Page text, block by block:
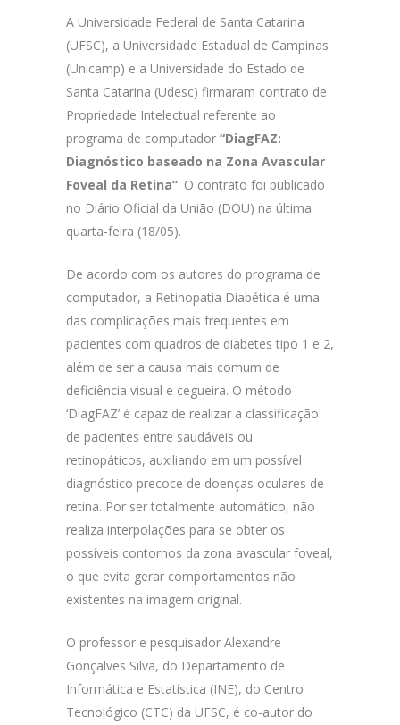
A Universidade Federal de Santa Catarina
(UFSC), a Universidade Estadual de Campinas
(Unicamp) e a Universidade do Estado de
Santa Catarina (Udesc) firmaram contrato de
Propriedade Intelectual referente ao
programa de computador “DiagFAZ:
Diagnóstico baseado na Zona Avascular
Foveal da Retina”. O contrato foi publicado
no Diário Oficial da União (DOU) na última
quarta-feira (18/05).
De acordo com os autores do programa de
computador, a Retinopatia Diabética é uma
das complicações mais frequentes em
pacientes com quadros de diabetes tipo 1 e 2,
além de ser a causa mais comum de
deficiência visual e cegueira. O método
‘DiagFAZ’ é capaz de realizar a classificação
de pacientes entre saudáveis ou
retinopáticos, auxiliando em um possível
diagnóstico precoce de doenças oculares de
retina. Por ser totalmente automático, não
realiza interpolações para se obter os
possíveis contornos da zona avascular foveal,
o que evita gerar comportamentos não
existentes na imagem original.
O professor e pesquisador Alexandre
Gonçalves Silva, do Departamento de
Informática e Estatística (INE), do Centro
Tecnológico (CTC) da UFSC, é co-autor do